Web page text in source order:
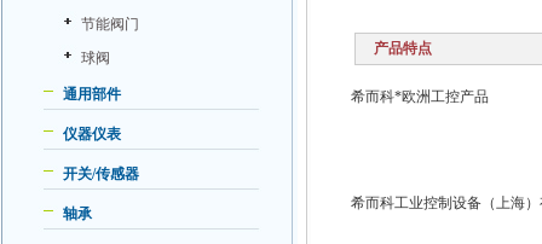
节能阀门
球阀
通用部件
仪器仪表
开关/传感器
轴承
产品特点
希而科*欧洲工控产品
希而科工业控制设备（上海